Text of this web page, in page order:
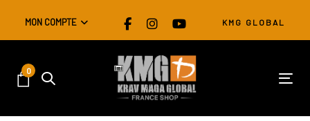
navigation
Skip
MON COMPTE KMG GLOBAL
0